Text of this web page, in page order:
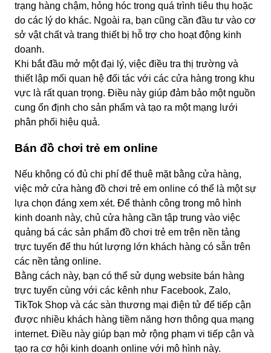
trạng hàng chậm, hỏng hóc trong quá trình tiêu thụ hoặc
do các lý do khác. Ngoài ra, bạn cũng cần đầu tư vào cơ
sở vật chất và trang thiết bị hỗ trợ cho hoạt động kinh
doanh.
Khi bắt đầu mở một đại lý, việc điều tra thị trường và
thiết lập mối quan hệ đối tác với các cửa hàng trong khu
vực là rất quan trọng. Điều này giúp đảm bảo một nguồn
cung ổn định cho sản phẩm và tạo ra một mạng lưới
phân phối hiệu quả.
Bán đồ chơi trẻ em online
Nếu không có đủ chi phí để thuê mặt bằng cửa hàng,
việc mở cửa hàng đồ chơi trẻ em online có thể là một sự
lựa chọn đáng xem xét. Để thành công trong mô hình
kinh doanh này, chủ cửa hàng cần tập trung vào việc
quảng bá các sản phẩm đồ chơi trẻ em trên nền tảng
trực tuyến để thu hút lượng lớn khách hàng có sẵn trên
các nền tảng online.
Bằng cách này, bạn có thể sử dụng website bán hàng
trực tuyến cùng với các kênh như Facebook, Zalo,
TikTok Shop và các sàn thương mại điện tử để tiếp cận
được nhiều khách hàng tiềm năng hơn thông qua mạng
internet. Điều này giúp bạn mở rộng phạm vi tiếp cận và
tạo ra cơ hội kinh doanh online với mô hình này.